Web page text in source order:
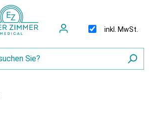
inkl. MwSt.